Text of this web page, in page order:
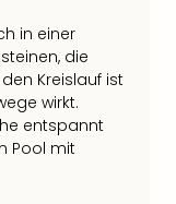
in einer
die
Kreislauf ist
wirkt.
entspannt
Pool mit